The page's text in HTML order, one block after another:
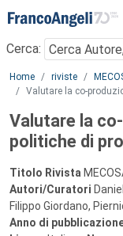
Menu
Cerca:
Main content
Home riviste
Valutare la co-
Valutare la
politiche di
Titolo Rivista
Autori/Curatori
Filippo Giordano,
Anno di